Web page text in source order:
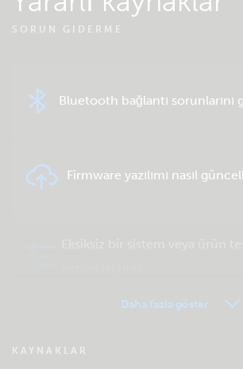
SORUN GIDERME
Bluetooth bağlantı sorunlarını
Firmware yazılımı nasıl
Daha fazla göster
KAYNAKLAR